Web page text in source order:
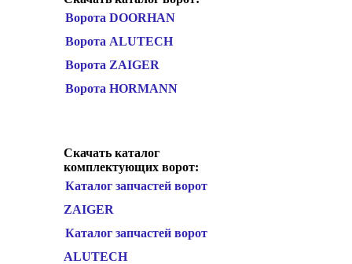
Ворота DOORHAN
Ворота ALUTECH
Ворота ZAIGER
Ворота HORMANN
Скачать каталог
комплектующих ворот:
Каталог запчастей ворот
ZAIGER
Каталог запчастей ворот
ALUTECH